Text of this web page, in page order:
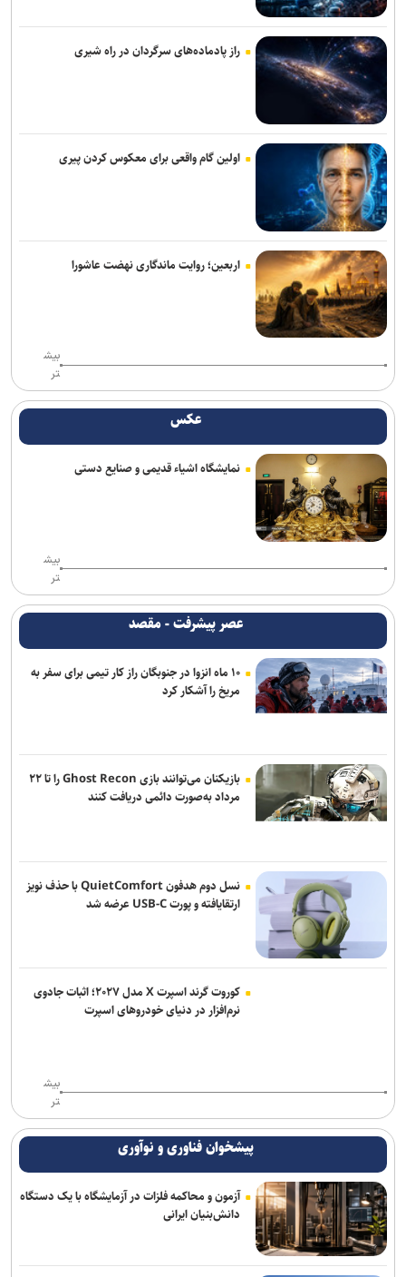
راز پادماده‌های سرگردان در راه شیری
اولین گام واقعی برای معکوس کردن پیری
اربعین؛ روایت ماندگاری نهضت عاشورا
بیش
تر
عکس
نمایشگاه اشیاء قدیمی و صنایع دستی
بیش
تر
عصر پیشرفت - مقصد
۱۰ ماه انزوا در جنوبگان راز کار تیمی برای سفر به
مریخ را آشکار کرد
بازیکنان می‌توانند بازی Ghost Recon را تا ۲۲
مرداد به‌صورت دائمی دریافت کنند
نسل دوم هدفون QuietComfort با حذف نویز
ارتقایافته و پورت USB-C عرضه شد
کوروت گرند اسپرت X مدل ۲۰۲۷؛ اثبات جادوی
نرم‌افزار در دنیای خودروهای اسپرت
بیش
تر
پیشخوان فناوری و نوآوری
آزمون و محاکمه فلزات در آزمایشگاه با یک دستگاه
دانش‌بنیان ایرانی